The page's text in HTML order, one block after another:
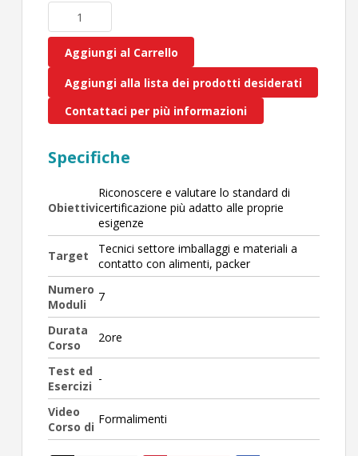
Aggiungi al Carrello
Aggiungi alla lista dei prodotti desiderati
Contattaci per più informazioni
Specifiche
Obiettivi
Riconoscere e valutare lo standard di
certificazione più adatto alle proprie
esigenze
Target
Tecnici settore imballaggi e materiali a
contatto con alimenti, packer
Numero
Moduli
7
Durata
Corso
2ore
Test ed
Esercizi
-
Video
Corso di
Formalimenti